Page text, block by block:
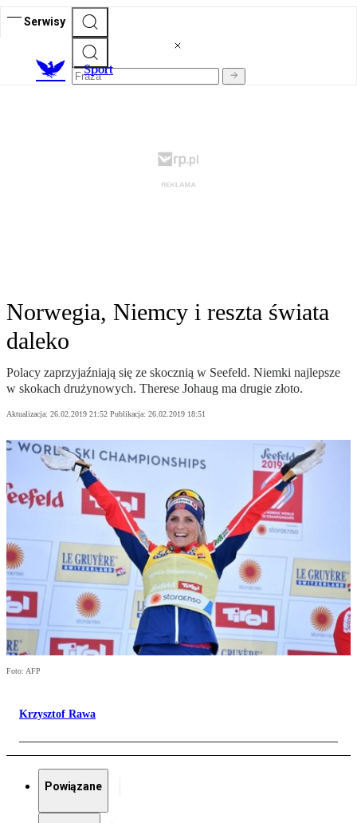
Serwisy
Sport
Norwegia, Niemcy i reszta świata
daleko
Polacy zaprzyjaźniają się ze skocznią w Seefeld. Niemki najlepsze
w skokach drużynowych. Therese Johaug ma drugie złoto.
Aktualizacja: 26.02.2019 21:52 Publikacja: 26.02.2019 18:51
Foto: AFP
Krzysztof Rawa
Powiązane